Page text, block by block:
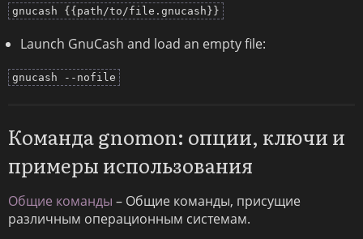
gnucash {{path/to/file.gnucash}}
Launch GnuCash and load an empty file:
gnucash --nofile
Команда gnomon: опции, ключи и
примеры использования
Общие команды – Общие команды, присущие
различным операционным системам.